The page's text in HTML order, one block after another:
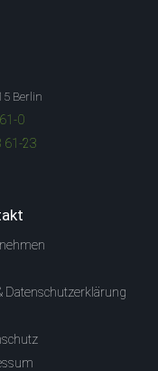
Berlin
0
61-23
Datenschutzerklärung